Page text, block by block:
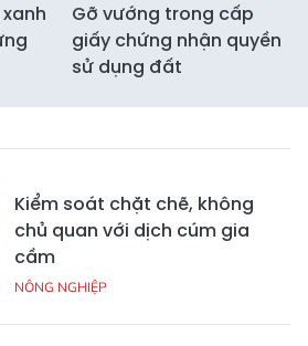
Gỡ vướng trong cấp
giấy chứng nhận quyền
sử dụng đất
Kiểm soát chặt chẽ, không
chủ quan với dịch cúm gia
cầm
NÔNG NGHIỆP